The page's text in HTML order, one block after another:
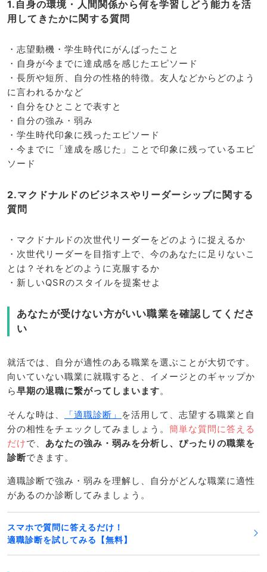
1.自身の環境・人間関係から何を学習しどう能力を活
用してきたかに関する質問
・志望動機・学生時代にがんばったこと
・自身が今までに達成感を感じたエピソード
・長所や短所、自分の性格的特徴。友人などからどのよう
に言われるかなど
・自分をひとことで表すと
・自分の強み・弱み
・学生時代印象に残ったエピソード
・今までに「達成を感じた」ことで印象に残っているエピ
ソード
2.マクドナルドのビジネスやリーダーシップに関する
質問
・マクドナルドの次世代リーダーをどのように捉えるか
・次世代リーダーを目指す上で、今のあなたに足りないこ
とは？それをどのように克服するか
・新しいQSRのスタイルを提案せよ
あなたが受けない方がいい職業を確認してくださ
い
就活では、自分が適性のある職業を選ぶことが大切です。
向いていない職業に就職すると、イメージとのギャップか
ら早期の退職に繋がってしまいます。
そんな時は、 「適職診断」
を活用して、志望する職業と自
分の相性をチェックしてみましょう。 簡単な質問に答える
だけで、 あなたの強み・弱みを分析し、ぴったりの職業を
診断できます。
適職診断で強み・弱みを理解し、自分がどんな職業に適性
があるのか診断してみましょう。
スマホで質問に答えるだけ！
適職診断を試してみる【無料】